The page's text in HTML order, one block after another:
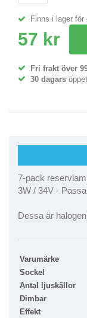
Finns i lager för
57 kr
Fri frakt över
30 dagars
7-pack
3W / 34V -
Dessa är
Varumärke
Sockel
Antal ljuskällor
Dimbar
Effekt